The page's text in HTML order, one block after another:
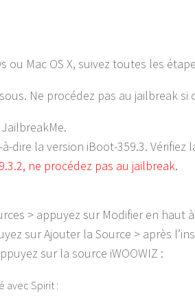
ou Mac OS X, suivez toutes les
Ne procédez pas au jailbreak si
dire la version iBoot-359.3.
ne procédez pas au jailbreak.
> appuyez sur Modifier en haut
sur Ajouter la Source > après
sur la source iWOOWIZ :
avec Spirit :